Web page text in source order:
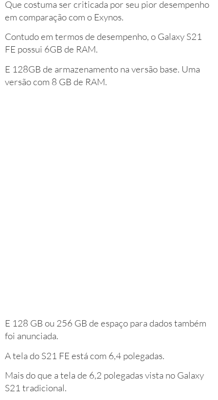
Que costuma ser criticada por seu pior desempenho
em comparação com o Exynos.
Contudo em termos de desempenho, o Galaxy S21
FE possui 6GB de RAM.
E 128GB de armazenamento na versão base. Uma
versão com 8 GB de RAM.
E 128 GB ou 256 GB de espaço para dados também
foi anunciada.
A tela do S21 FE está com 6,4 polegadas.
Mais do que a tela de 6,2 polegadas vista no Galaxy
S21 tradicional.